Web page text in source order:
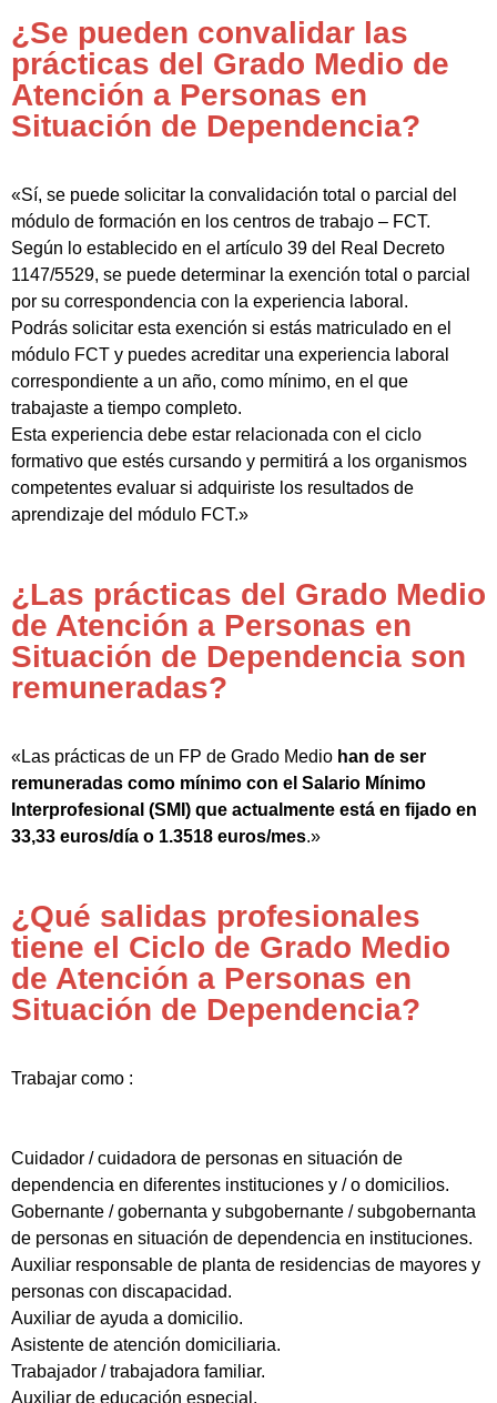
¿Se pueden convalidar las
prácticas del Grado Medio de
Atención a Personas en
Situación de Dependencia?
«Sí, se puede solicitar la convalidación total o parcial del
módulo de formación en los centros de trabajo – FCT.
Según lo establecido en el artículo 39 del Real Decreto
1147/5529, se puede determinar la exención total o parcial
por su correspondencia con la experiencia laboral.
Podrás solicitar esta exención si estás matriculado en el
módulo FCT y puedes acreditar una experiencia laboral
correspondiente a un año, como mínimo, en el que
trabajaste a tiempo completo.
Esta experiencia debe estar relacionada con el ciclo
formativo que estés cursando y permitirá a los organismos
competentes evaluar si adquiriste los resultados de
aprendizaje del módulo FCT.»
¿Las prácticas del Grado Medio
de Atención a Personas en
Situación de Dependencia son
remuneradas?
«Las prácticas de un FP de Grado Medio han de ser
remuneradas como mínimo con el Salario Mínimo
Interprofesional (SMI) que actualmente está en fijado en
33,33 euros/día o 1.3518 euros/mes.»
¿Qué salidas profesionales
tiene el Ciclo de Grado Medio
de Atención a Personas en
Situación de Dependencia?
Trabajar como :
Cuidador / cuidadora de personas en situación de
dependencia en diferentes instituciones y / o domicilios.
Gobernante / gobernanta y subgobernante / subgobernanta
de personas en situación de dependencia en instituciones.
Auxiliar responsable de planta de residencias de mayores y
personas con discapacidad.
Auxiliar de ayuda a domicilio.
Asistente de atención domiciliaria.
Trabajador / trabajadora familiar.
Auxiliar de educación especial.